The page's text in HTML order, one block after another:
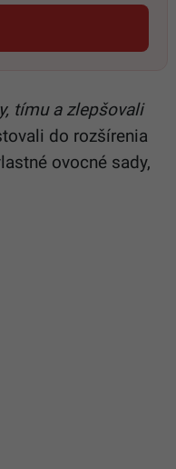
okne
tímu a zlepšovali
do rozšírenia
ovocné sady,